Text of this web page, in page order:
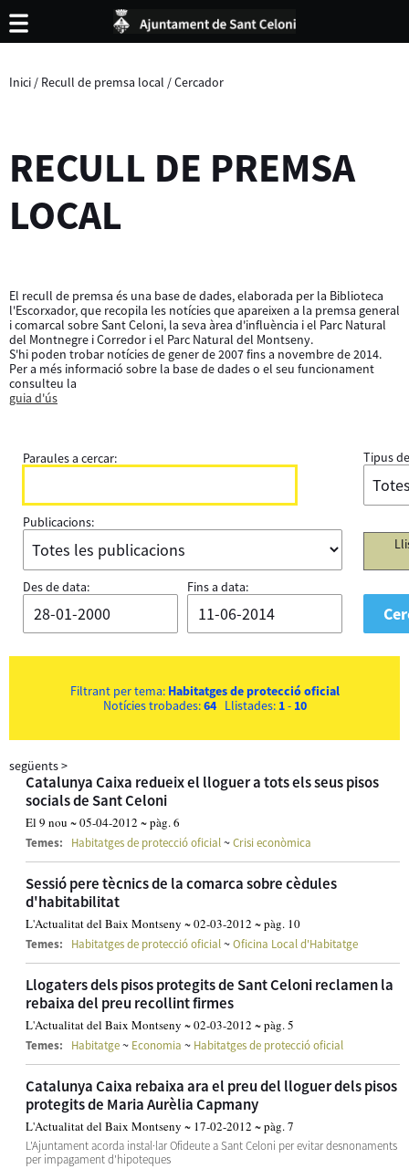
Inici / Recull de premsa local /Cercador
RECULL DE PREMSA
LOCAL
El recull de premsa és una base de dades, elaborada per la Biblioteca
l'Escorxador, que recopila les notícies que apareixen a la premsa general
i comarcal sobre Sant Celoni, la seva àrea d'influència i el Parc Natural
del Montnegre i Corredor i el Parc Natural del Montseny.
S'hi poden trobar notícies de gener de 2007 fins a novembre de 2014.
Per a més informació sobre la base de dades o el seu funcionament
consulteu la
guia d'ús
Paraules a cercar: Tipus
Publicacions:
Des de data: Fins a data:
Filtrant per tema: Habitatges de protecció oficial
Notícies trobades:64Llistades: 1- 10
següents>
Catalunya Caixa redueix el lloguer a tots els seus pisos
socials de Sant Celoni
El 9 nou ~ 05-04-2012 ~ pàg. 6
Temes: Habitatges de protecció oficial~Crisi econòmica
Sessió pere tècnics de la comarca sobre cèdules
d'habitabilitat
L'Actualitat del Baix Montseny ~ 02-03-2012 ~ pàg. 10
Temes: Habitatges de protecció oficial~Oficina Local d'Habitatge
Llogaters dels pisos protegits de Sant Celoni reclamen la
rebaixa del preu recollint firmes
L'Actualitat del Baix Montseny ~ 02-03-2012 ~ pàg. 5
Temes: Habitatge~ Economia ~ Habitatges de protecció oficial
Catalunya Caixa rebaixa ara el preu del lloguer dels pisos
protegits de Maria Aurèlia Capmany
L'Actualitat del Baix Montseny ~ 17-02-2012 ~ pàg. 7
L'Ajuntament acorda instal·lar Ofideute a Sant Celoni per evitar desnonaments
per impagament d'hipoteques